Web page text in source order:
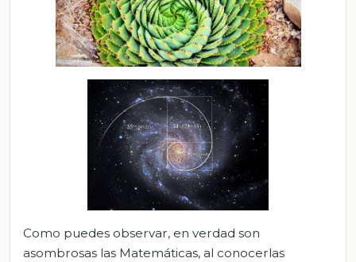
Como puedes observar, en verdad son
asombrosas las Matemáticas, al conocerlas